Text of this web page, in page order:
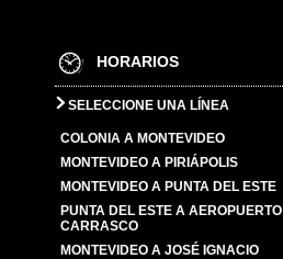
HORARIOS
SELECCIONE UNA LÍNEA
COLONIA A MONTEVIDEO
MONTEVIDEO A PIRIÁPOLIS
MONTEVIDEO A PUNTA DEL ESTE
PUNTA DEL ESTE A AEROPUERTO
CARRASCO
MONTEVIDEO A JOSÉ IGNACIO